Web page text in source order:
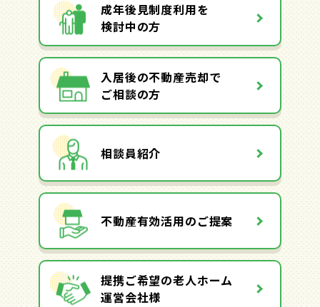
成年後見制度利用を
検討中の方
入居後の不動産売却で
ご相談の方
相談員紹介
不動産有効活用のご提案
提携ご希望の老人ホーム
運営会社様